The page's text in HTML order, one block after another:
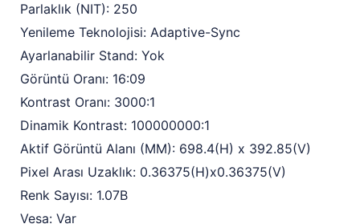
Parlaklık (NIT): 250
Yenileme Teknolojisi: Adaptive-Sync
Ayarlanabilir Stand: Yok
Görüntü Oranı: 16:09
Kontrast Oranı: 3000:1
Dinamik Kontrast: 100000000:1
Aktif Görüntü Alanı (MM): 698.4(H) x 392.85(V)
Pixel Arası Uzaklık: 0.36375(H)x0.36375(V)
Renk Sayısı: 1.07B
Vesa: Var